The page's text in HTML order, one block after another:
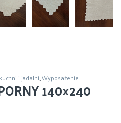
i jadalni,Wyposażenie
140×240